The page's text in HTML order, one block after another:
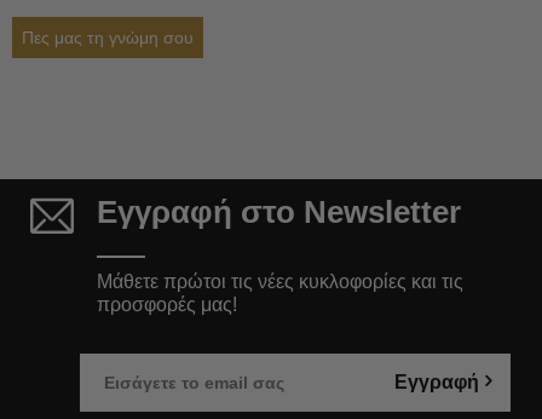
Πες μας τη γνώμη σου
Εγγραφή στο Newsletter
Μάθετε πρώτοι τις νέες κυκλοφορίες και τις
προσφορές μας!
Εγγραφή